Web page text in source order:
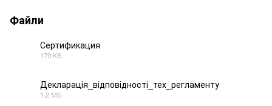
Файли
Сертификация
179 КБ
Декларація_відповідності_тех_регламенту
1.2 МБ